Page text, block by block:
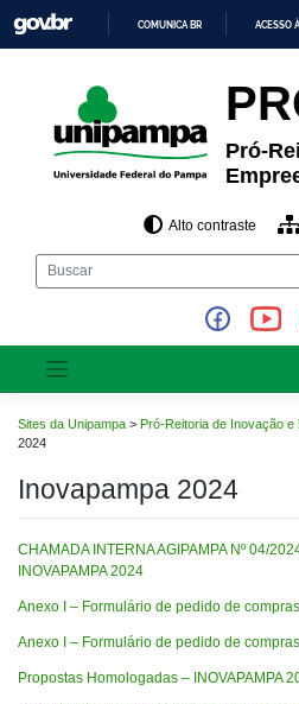
para
o
COMUNICA BR ACESSO
Pró-
Alto contraste
Sites da Unipampa > Pró-Reitoria de Inovação e
2024
Inovapampa 2024
CHAMADA INTERNA AGIPAMPA Nº 04/
INOVAPAMPA 2024
Anexo I – Formulário de pedido de
Anexo I – Formulário de pedido de
Propostas Homologadas – INOVAPAMPA